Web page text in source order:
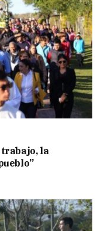
trabajo, la